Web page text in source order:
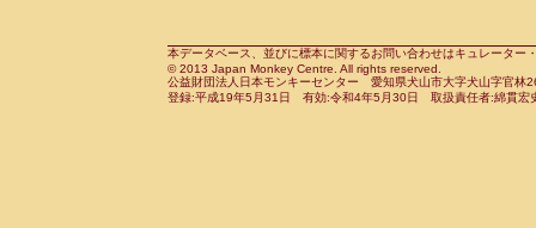
CercopithecidaePapio anubis(0)
CercopithecidaePapio cynocephalus
CercopithecidaePapio hamadryas(0)
CebidaeSaguinus leucopus(0)
CebidaeSaguinus midas(0)
Cebidae Saguinus mystax(0)
本データベース、並びに標本に関するお問い合わせはキュレータ
© 2013 Japan Monkey Centre. All rights reserved.
公益財団法人日本モンキーセンター 愛知県犬山市大字犬山字官
登録:平成19年5月31日 有効:令和4年5月30日 取扱責任者:綿貫宏